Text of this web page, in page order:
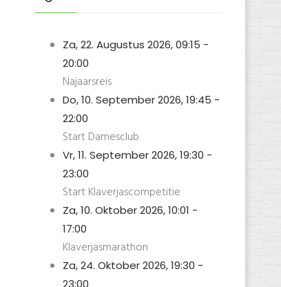
Za, 22. Augustus 2026,09:15 -
20:00
Najaarsreis
Do, 10. September 2026,19:45 -
22:00
Start Damesclub
Vr, 11. September 2026,19:30 -
23:00
Start Klaverjascompetitie
Za, 10. Oktober 2026,10:01 -
17:00
Klaverjasmarathon
Za, 24. Oktober 2026,19:30 -
23:00